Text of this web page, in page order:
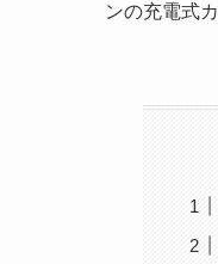
ンの充電式